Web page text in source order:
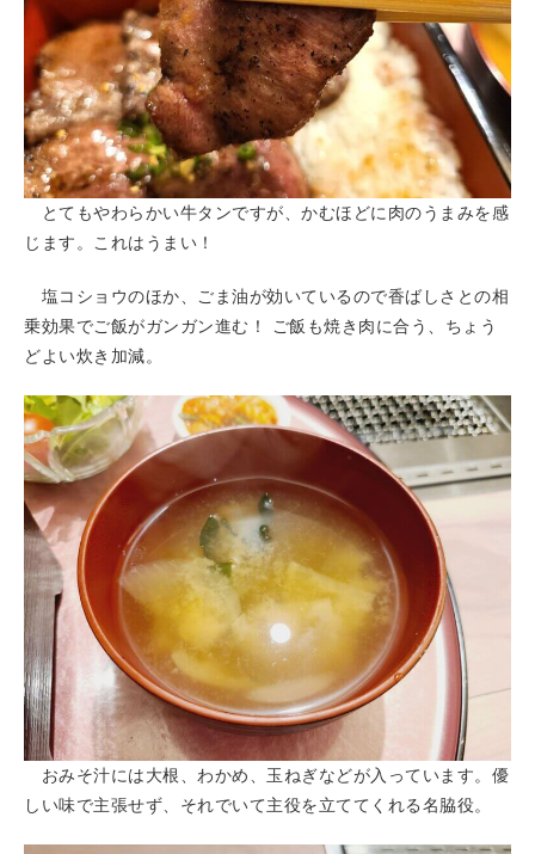
とてもやわらかい牛タンですが、かむほどに肉のうまみを感
じます。これはうまい！
塩コショウのほか、ごま油が効いているので香ばしさとの相
乗効果でご飯がガンガン進む！ ご飯も焼き肉に合う、ちょう
どよい炊き加減。
おみそ汁には大根、わかめ、玉ねぎなどが入っています。優
しい味で主張せず、それでいて主役を立ててくれる名脇役。